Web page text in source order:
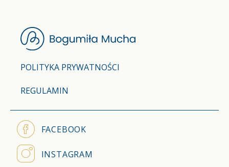
POLITYKA PRYWATNOŚCI
REGULAMIN
FACEBOOK
INSTAGRAM